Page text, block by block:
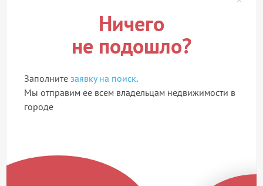
Ничего
не подошло?
Заполните заявку на поиск.
Мы отправим ее всем владельцам недвижимости в
городе